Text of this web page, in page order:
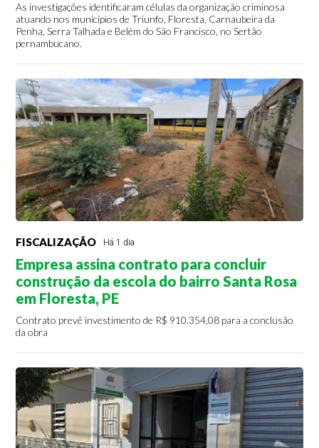
As investigações identificaram células da organização criminosa
atuando nos municípios de Triunfo, Floresta, Carnaubeira da
Penha, Serra Talhada e Belém do São Francisco, no Sertão
pernambucano.
FISCALIZAÇÃO Há 1 dia
Empresa assina contrato para concluir
construção da escola do bairro Santa Rosa
em Floresta, PE
Contrato prevê investimento de R$ 910.354,08 para a conclusão
da obra